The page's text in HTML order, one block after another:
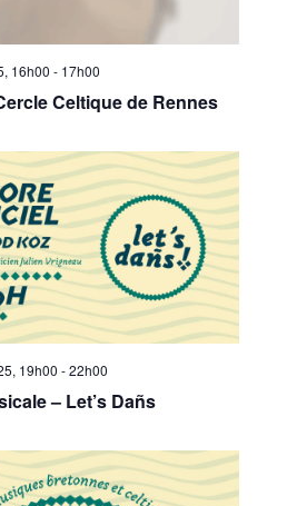
16h00 - 17h00
Celtique de Rennes
19h00 -22h00
– Let’s Dañs